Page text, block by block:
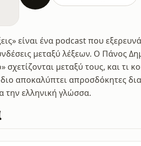
είναι ένα podcast που
μεταξύ λέξεων. Ο Πάνος
σχετίζονται μεταξύ τους, και τι
αποκαλύπτει απροσδόκητες
την ελληνική γλώσσα.